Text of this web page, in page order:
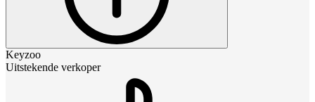
Keyzoo
Uitstekende verkoper